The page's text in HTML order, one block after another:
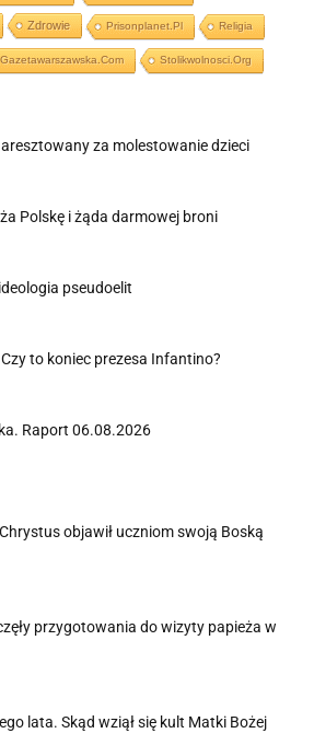
Zdrowie Prisonplanet.pl Religia
Gazetawarszawska.com Stolikwolnosci.org
za molestowanie dzieci
Polskę i żąda darmowej broni
pseudoelit
to koniec prezesa Infantino?
Raport 06.08.2026
objawił uczniom swoją Boską
przygotowania do wizyty papieża w
lata. Skąd wziął się kult Matki Bożej